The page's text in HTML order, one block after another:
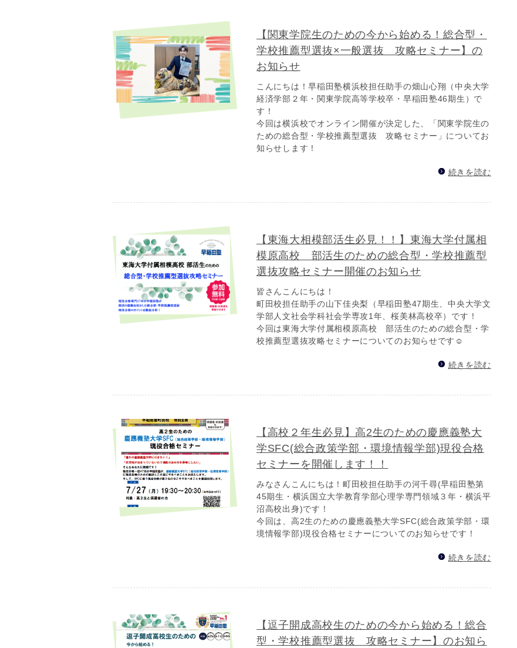
【関東学院生のための今から始める！総合型・
学校推薦型選抜×一般選抜 攻略セミナー】の
お知らせ
こんにちは！早稲田塾横浜校担任助手の畑山心翔（中央大学
経済学部２年・関東学院高等学校卒・早稲田塾46期生）で
す！
今回は横浜校でオンライン開催が決定した、「関東学院生の
ための総合型・学校推薦型選抜 攻略セミナー」についてお
知らせします！
続きを読む
【東海大相模部活生必見！！】東海大学付属相
模原高校 部活生のための総合型・学校推薦型
選抜攻略セミナー開催のお知らせ
皆さんこんにちは！
町田校担任助手の山下佳央梨（早稲田塾47期生、中央大学文
学部人文社会学科社会学専攻1年、桜美林高校卒）です！
今回は東海大学付属相模原高校 部活生のための総合型・学
校推薦型選抜攻略セミナーについてのお知らせです☺
続きを読む
【高校２年生必見】高2生のための慶應義塾大
学SFC(総合政策学部・環境情報学部)現役合格
セミナーを開催します！！
みなさんこんにちは！町田校担任助手の河千尋(早稲田塾第
45期生・横浜国立大学教育学部心理学専門領域３年・横浜平
沼高校出身)です！
今回は、高2生のための慶應義塾大学SFC(総合政策学部・環
境情報学部)現役合格セミナーについてのお知らせです！
続きを読む
【逗子開成高校生のための今から始める！総合
型・学校推薦型選抜 攻略セミナー】のお知ら